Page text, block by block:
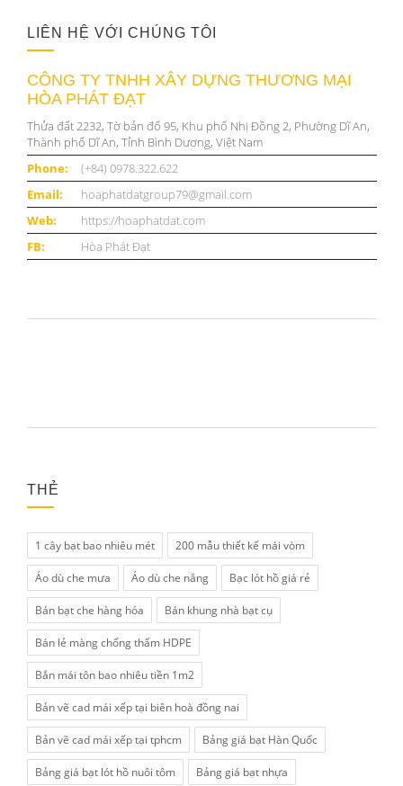
LIÊN HỆ VỚI CHÚNG TÔI
CÔNG TY TNHH XÂY DỰNG THƯƠNG MẠI
HÒA PHÁT ĐẠT
Thửa đất 2232, Tờ bản đố 95, Khu phố Nhị Đồng 2, Phường Dĩ An,
Thành phố Dĩ An, Tỉnh Bình Dương, Việt Nam
Phone:
(+84) 0978.322.622
Email:
hoaphatdatgroup79@gmail.com
Web:
https://hoaphatdat.com
FB:
Hòa Phát Đạt
THẺ
1 cây bạt bao nhiêu mét 200 mẫu thiết kế mái vòm
Áo dù che mưa Áo dù che nắng Bạc lót hồ giá rẻ
Bán bạt che hàng hóa Bán khung nhà bạt cụ
Bán lẻ màng chống thấm HDPE
Bắn mái tôn bao nhiêu tiền 1m2
Bản vẽ cad mái xếp tại biên hoà đồng nai
Bản vẽ cad mái xếp tại tphcm Bảng giá bạt Hàn Quốc
Bảng giá bạt lót hồ nuôi tôm Bảng giá bạt nhựa